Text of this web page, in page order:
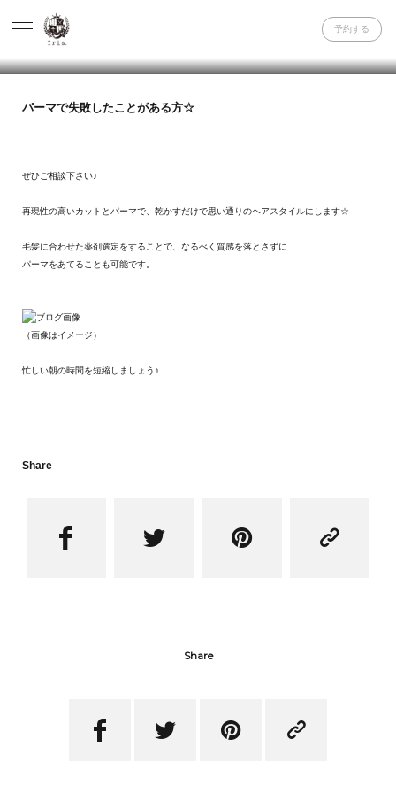
予約する
パーマで失敗したことがある方☆
ぜひご相談下さい♪
再現性の高いカットとパーマで、乾かすだけで思い通りのヘアスタイルにします☆
毛髪に合わせた薬剤選定をすることで、なるべく質感を落とさずに
パーマをあてることも可能です。
（画像はイメージ）
忙しい朝の時間を短縮しましょう♪
Share
   
Share
   